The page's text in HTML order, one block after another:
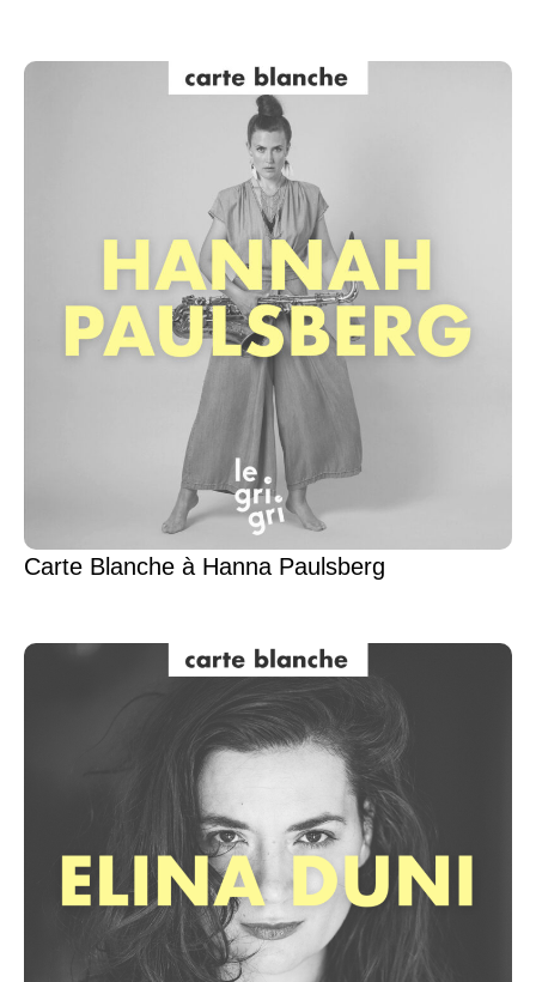
Carte Blanche à Hanna Paulsberg
Page PagePage PagePage Page